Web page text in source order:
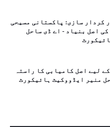
کردار سازی: پاکستانی مسیحی
اصل بنیاد - اے ڈی ساحل
لیے اصل کامیابی کا راستہ
منیر ایڈووکیٹ ہائیکورٹ